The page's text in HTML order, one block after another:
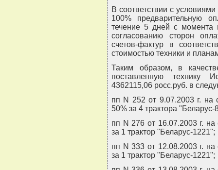
В соответствии с
100% предварительную
течение 5 дней с момента
согласованию сторон
счетов-фактур в
стоимостью техники и
Таким образом, в
поставленную технику
4362115,06 росс.руб. в
пп N 252 от 9.07.2003 г. на
50% за 4 трактора "Беларус-
пп N 276 от 16.07.2003 г.
за 1 трактор "Беларус-1221";
пп N 333 от 12.08.2003 г.
за 1 трактор "Беларус-1221";